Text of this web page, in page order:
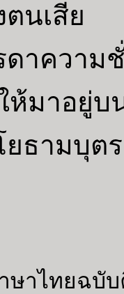
นเสีย
าความ
ห้มาอยู่
ธามบุต
ษาไทยฉบับ